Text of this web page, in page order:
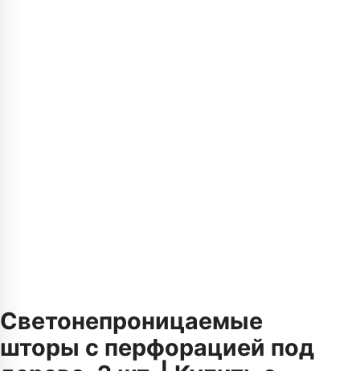
Светонепроницаемые
шторы с перфорацией под